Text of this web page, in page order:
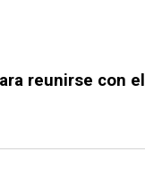
reunirse con el